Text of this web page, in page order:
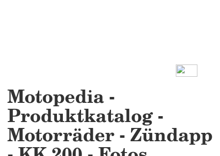
Motopedia -
Produktkatalog -
Motorräder - Zündapp